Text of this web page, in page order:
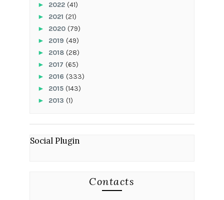
► 2022 (41)
► 2021 (21)
► 2020 (79)
► 2019 (49)
► 2018 (28)
► 2017 (65)
► 2016 (333)
► 2015 (143)
► 2013 (1)
Social Plugin
Contacts